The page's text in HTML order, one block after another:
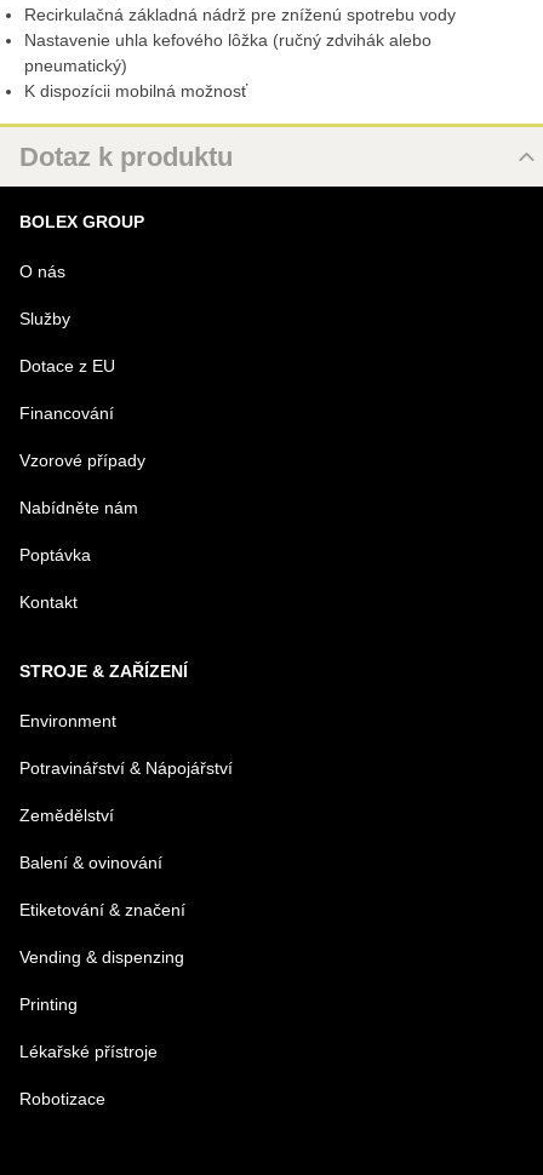
Recirkulačná základná nádrž pre zníženú spotrebu vody
Nastavenie uhla kefového lôžka (ručný zdvihák alebo
pneumatický)
K dispozícii mobilná možnosť
Dotaz k produktu
URL
PRODUKT
MENO
E-MAIL
TELEFÓN
BOLEX GROUP
O nás
Služby
Dotace z EU
Financování
Vzorové případy
Nabídněte nám
Poptávka
Kontakt
STROJE & ZAŘÍZENÍ
Environment
Potravinářství & Nápojářství
Zemědělství
Balení & ovinování
Etiketování & značení
Vending & dispenzing
Printing
Lékařské přístroje
Robotizace